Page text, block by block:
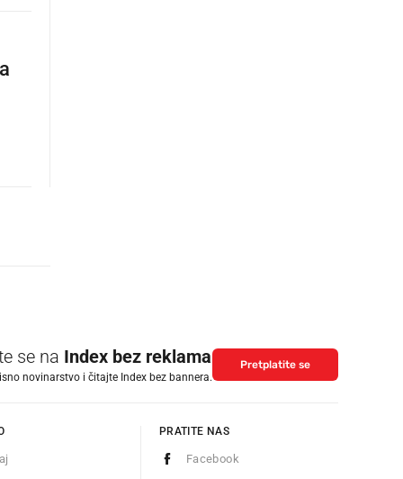
se na Index bez reklama
novinarstvo i čitajte Index bez bannera.
Pretplatite se
PRATITE NAS
Facebook